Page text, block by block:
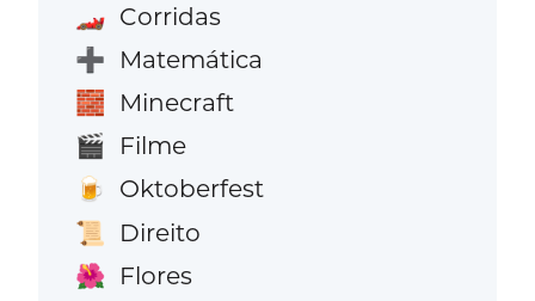
🏎️ Corridas
➕ Matemática
🧱 Minecraft
🎬 Filme
🍺 Oktoberfest
📜 Direito
🌺 Flores